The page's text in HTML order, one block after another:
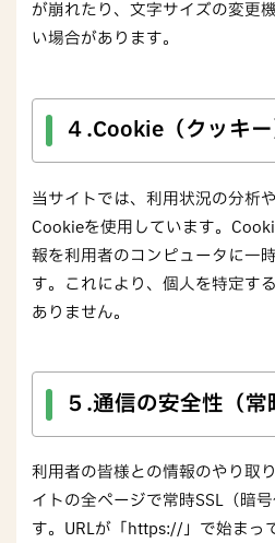
が崩れたり、文字サイズの変更
い場合があります。
４.Cookie（クッキ
当サイトでは、利用状況の分析
Cookieを使用しています。
報を利用者のコンピュータに一
す。これにより、個人を特定す
ありません。
５.通信の安全性（常
利用者の皆様との情報のやり取
イトの全ページで常時SSL（暗
す。URLが「https://」で始まっ